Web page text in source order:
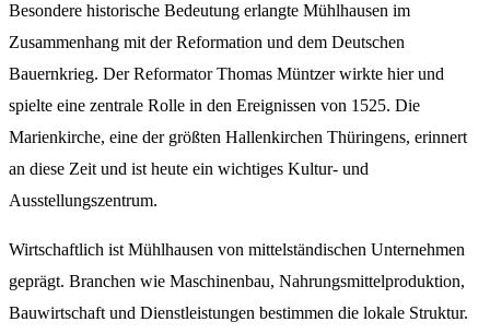
Besondere historische Bedeutung erlangte Mühlhausen im
Zusammenhang mit der Reformation und dem Deutschen
Bauernkrieg. Der Reformator Thomas Müntzer wirkte hier und
spielte eine zentrale Rolle in den Ereignissen von 1525. Die
Marienkirche, eine der größten Hallenkirchen Thüringens, erinnert
an diese Zeit und ist heute ein wichtiges Kultur- und
Ausstellungszentrum.
Wirtschaftlich ist Mühlhausen von mittelständischen Unternehmen
geprägt. Branchen wie Maschinenbau, Nahrungsmittelproduktion,
Bauwirtschaft und Dienstleistungen bestimmen die lokale Struktur.